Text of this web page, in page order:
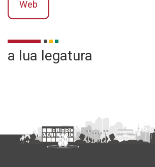
Descriere
Web
a lua legatura